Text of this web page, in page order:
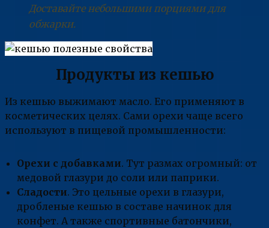
Доставайте небольшими порциями для
обжарки.
Продукты из кешью
Из кешью выжимают масло. Его применяют в
косметических целях. Сами орехи чаще всего
используют в пищевой промышленности:
Орехи с добавками. Тут размах огромный: от
медовой глазури до соли или паприки.
Сладости. Это цельные орехи в глазури,
дробленые кешью в составе начинок для
конфет. А также спортивные батончики,